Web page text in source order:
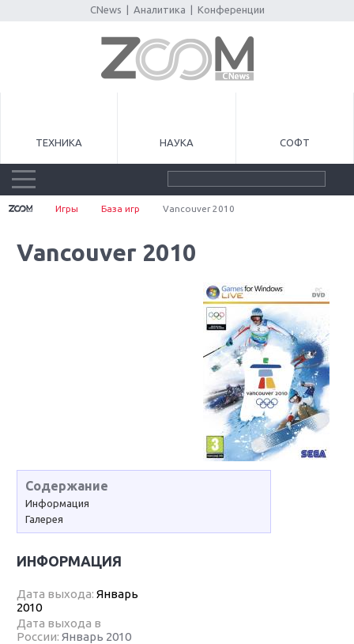
CNews Аналитика Конференции
ТЕХНИКА НАУКА СОФТ
Игры База игр Vancouver 2010
Vancouver 2010
Содержание
Информация
Галерея
ИНФОРМАЦИЯ
Дата выхода:Январь
2010
Дата выхода в
России:Январь 2010